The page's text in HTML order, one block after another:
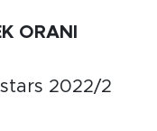
ORANI
2022/2